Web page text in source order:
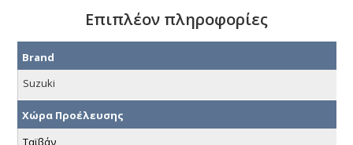
Επιπλέον πληροφορίες
Brand
Suzuki
Χώρα Προέλευσης
Ταϊβάν